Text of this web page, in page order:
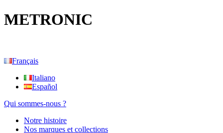
METRONIC
Français
Italiano
Español
Qui sommes-nous ?
Notre histoire
Nos marques et collections